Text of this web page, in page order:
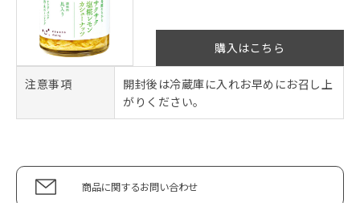
購入はこちら
注意事項
開封後は冷蔵庫に入れお早めにお召し上
がりください。
商品に関するお問い合わせ